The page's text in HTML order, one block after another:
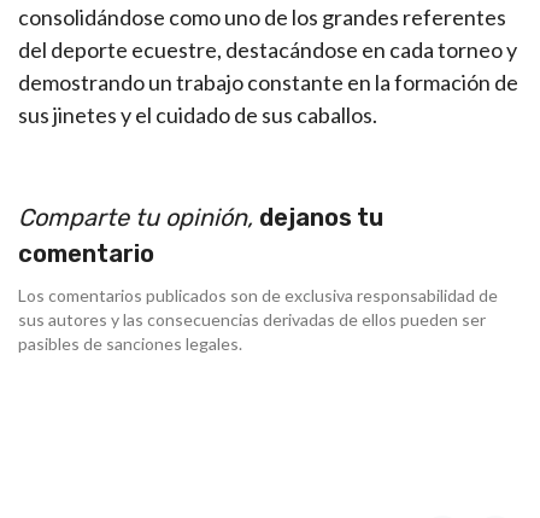
consolidándose como uno de los grandes referentes
del deporte ecuestre, destacándose en cada torneo y
demostrando un trabajo constante en la formación de
sus jinetes y el cuidado de sus caballos.
Comparte tu opinión, dejanos tu
comentario
Los comentarios publicados son de exclusiva responsabilidad de
sus autores y las consecuencias derivadas de ellos pueden ser
pasibles de sanciones legales.